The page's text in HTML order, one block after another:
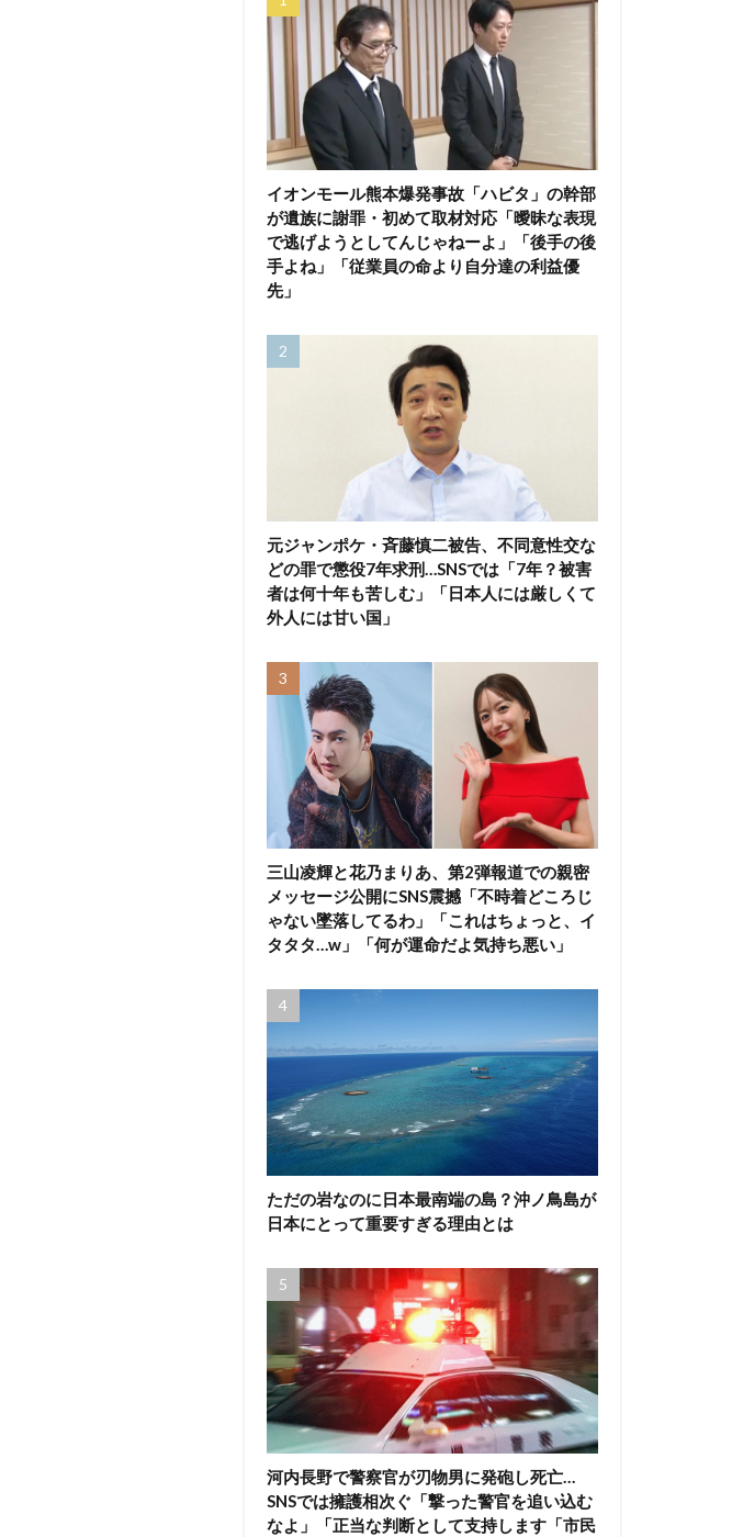
イオンモール熊本爆発事故「ハビタ」の幹部
が遺族に謝罪・初めて取材対応「曖昧な表現
で逃げようとしてんじゃねーよ」「後手の後
手よね」「従業員の命より自分達の利益優
先」
元ジャンポケ・斉藤慎二被告、不同意性交な
どの罪で懲役7年求刑…SNSでは「7年？被害
者は何十年も苦しむ」「日本人には厳しくて
外人には甘い国」
三山凌輝と花乃まりあ、第2弾報道での親密
メッセージ公開にSNS震撼「不時着どころじ
ゃない墜落してるわ」「これはちょっと、イ
タタタ…w」「何が運命だよ気持ち悪い」
ただの岩なのに日本最南端の島？沖ノ鳥島が
日本にとって重要すぎる理由とは
河内長野で警察官が刃物男に発砲し死亡…
SNSでは擁護相次ぐ「撃った警官を追い込む
なよ」「正当な判断として支持します「市民